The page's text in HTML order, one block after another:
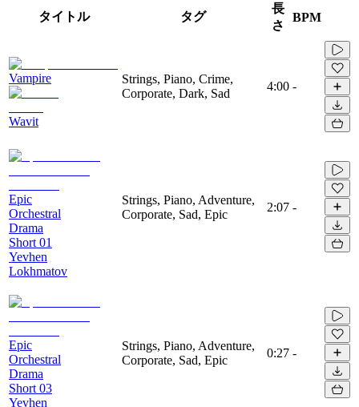
タイトル タグ
長
さ
BPM
Vampire
Wavit
Strings, Piano, Crime,
Corporate, Dark, Sad
4:00 -
Epic
Orchestral
Drama
Short 01
Yevhen
Lokhmatov
Strings, Piano, Adventure,
Corporate, Sad, Epic
2:07 -
Epic
Orchestral
Drama
Short 03
Yevhen
Strings, Piano, Adventure,
Corporate, Sad, Epic
0:27 -